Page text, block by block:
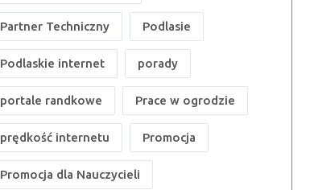
Partner Techniczny Podlasie
Podlaskie internet porady
portale randkowe Prace w ogrodzie
prędkość internetu Promocja
Promocja dla Nauczycieli